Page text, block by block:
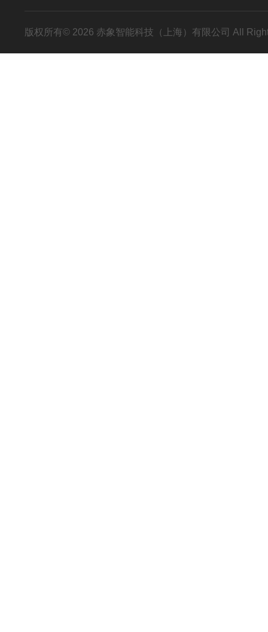
版权所有© 2026 赤象智能科技（上海）有限公司 All